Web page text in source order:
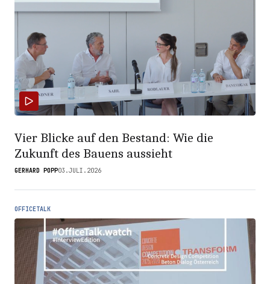
Vier Blicke auf den Bestand: Wie die
Zukunft des Bauens aussieht
GERHARD POPP03.JULI.2026
OFFICETALK